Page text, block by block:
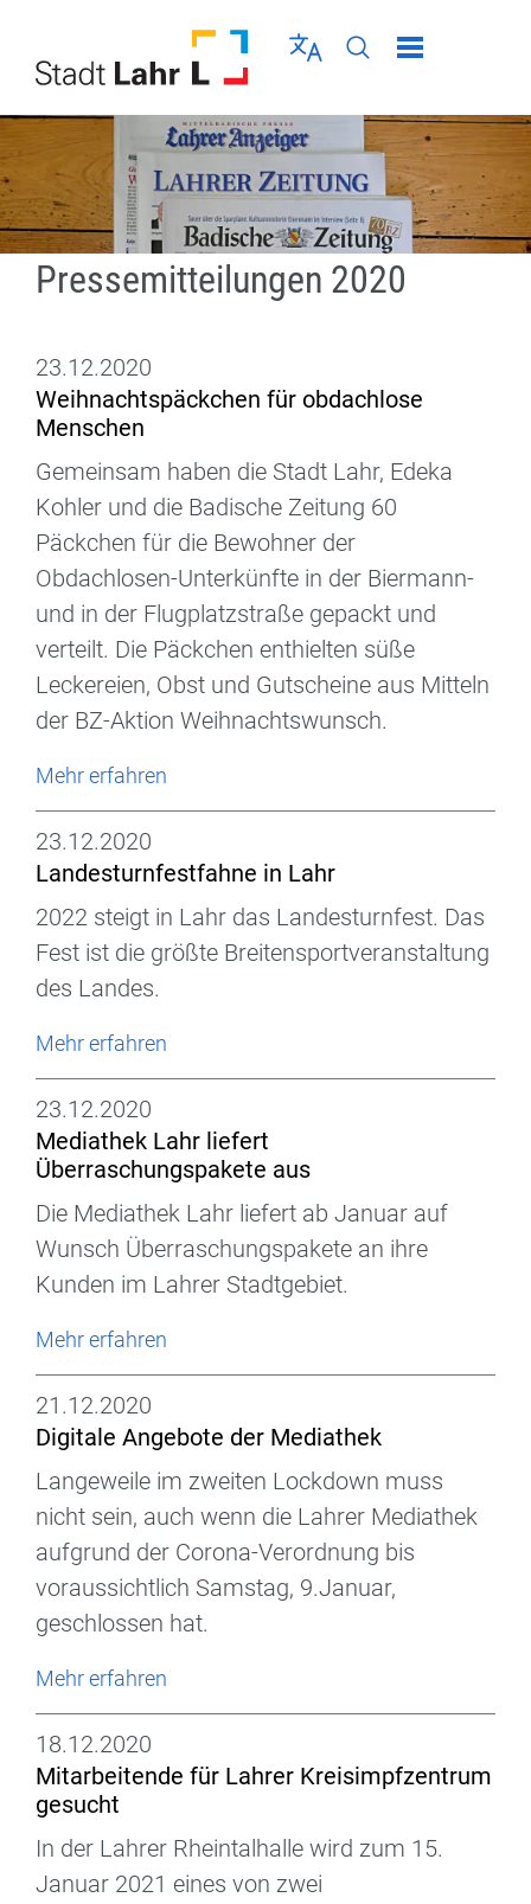
Sprache wählen
Seiten-Suche
Menü schließen
Pressemitteilungen 2020
23.12.2020
Weihnachtspäckchen für obdachlose
Menschen
Gemeinsam haben die Stadt Lahr, Edeka
Kohler und die Badische Zeitung 60
Päckchen für die Bewohner der
Obdachlosen-Unterkünfte in der Biermann-
und in der Flugplatzstraße gepackt und
verteilt. Die Päckchen enthielten süße
Leckereien, Obst und Gutscheine aus Mitteln
der BZ-Aktion Weihnachtswunsch.
Mehr erfahren
23.12.2020
Landesturnfestfahne in Lahr
2022 steigt in Lahr das Landesturnfest. Das
Fest ist die größte Breitensportveranstaltung
des Landes.
Mehr erfahren
23.12.2020
Mediathek Lahr liefert
Überraschungspakete aus
Die Mediathek Lahr liefert ab Januar auf
Wunsch Überraschungspakete an ihre
Kunden im Lahrer Stadtgebiet.
Mehr erfahren
21.12.2020
Digitale Angebote der Mediathek
Langeweile im zweiten Lockdown muss
nicht sein, auch wenn die Lahrer Mediathek
aufgrund der Corona-Verordnung bis
voraussichtlich Samstag, 9.Januar,
geschlossen hat.
Mehr erfahren
18.12.2020
Mitarbeitende für Lahrer Kreisimpfzentrum
gesucht
In der Lahrer Rheintalhalle wird zum 15.
Januar 2021 eines von zwei